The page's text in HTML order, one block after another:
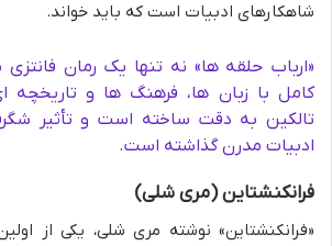
شاهکارهای ادبیات است که باید خواند.
«ارباب حلقه ها» نه تنها یک رمان
کامل با زبان ها، فرهنگ ها و
تالکین به دقت ساخته است و تأثیر
ادبیات مدرن گذاشته است.
فرانکنشتاین (مری شلی)
«فرانکنشتاین» نوشته مری شلی، یکی از